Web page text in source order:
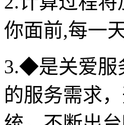
你面前,每一
3.◆是关爱服
的服务需求